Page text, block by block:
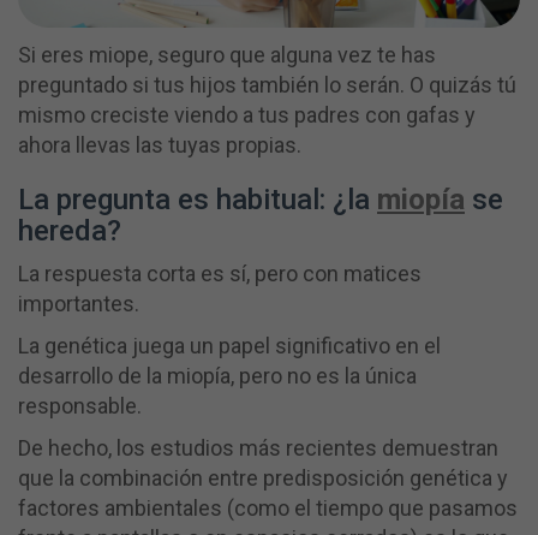
Si eres miope, seguro que alguna vez te has
preguntado si tus hijos también lo serán. O quizás tú
mismo creciste viendo a tus padres con gafas y
ahora llevas las tuyas propias.
La pregunta es habitual: ¿la miopía se
hereda?
La respuesta corta es sí, pero con matices
importantes.
La genética juega un papel significativo en el
desarrollo de la miopía, pero no es la única
responsable.
De hecho, los estudios más recientes demuestran
que la combinación entre predisposición genética y
factores ambientales (como el tiempo que pasamos